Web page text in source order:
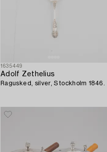
1635449
Adolf Zethelius
Ragusked, silver, Stockholm 1846.